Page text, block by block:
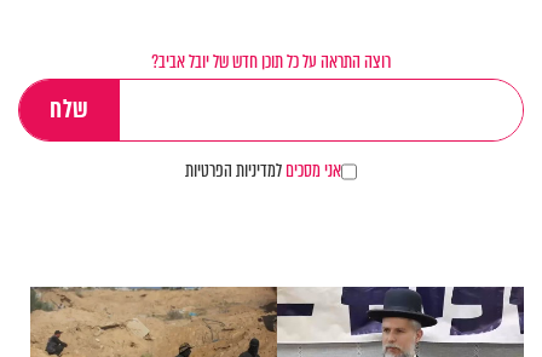
רוצה התראה על כל תוכן חדש של יובל אביב?
אני מסכיםלמדיניות הפרטיות